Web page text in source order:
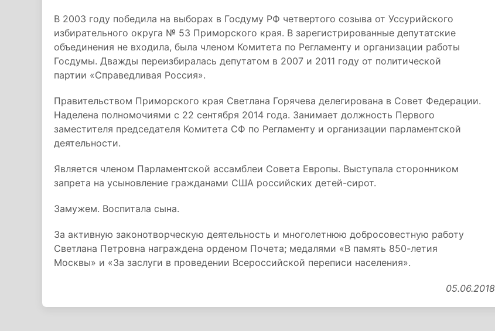
В 2003 году победила на выборах в Госдуму РФ четвертого созыва от Уссурийского
избирательного округа № 53 Приморского края. В зарегистрированные депутатские
объединения не входила, была членом Комитета по Регламенту и организации работы
Госдумы. Дважды переизбиралась депутатом в 2007 и 2011 году от политической
партии «Справедливая Россия».
Правительством Приморского края Светлана Горячева делегирована в Совет Федерации.
Наделена полномочиями с 22 сентября 2014 года. Занимает должность Первого
заместителя председателя Комитета СФ по Регламенту и организации парламентской
деятельности.
Является членом Парламентской ассамблеи Совета Европы. Выступала сторонником
запрета на усыновление гражданами США российских детей-сирот.
Замужем. Воспитала сына.
За активную законотворческую деятельность и многолетнюю добросовестную работу
Светлана Петровна награждена орденом Почета; медалями «В память 850-летия
Москвы» и «За заслуги в проведении Всероссийской переписи населения».
05.06.2018